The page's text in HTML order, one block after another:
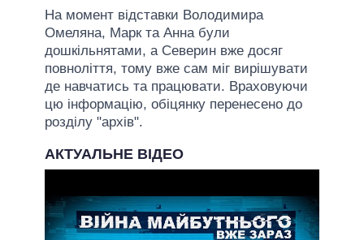
На момент відставки Володимира
Омеляна, Марк та Анна були
дошкільнятами, а Северин вже досяг
повноліття, тому вже сам міг вирішувати
де навчатись та працювати. Враховуючи
цю інформацію, обіцянку перенесено до
розділу "архів".
АКТУАЛЬНЕ ВІДЕО